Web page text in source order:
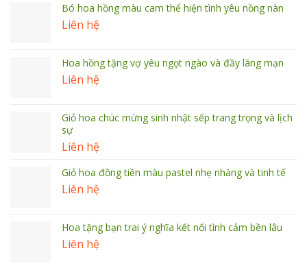
Bó hoa hồng màu cam thể hiện tình yêu nồng nàn
Liên hệ
Hoa hồng tặng vợ yêu ngọt ngào và đầy lãng mạn
Liên hệ
Giỏ hoa chúc mừng sinh nhật sếp trang trọng và lịch
sự
Liên hệ
Giỏ hoa đồng tiền màu pastel nhẹ nhàng và tinh tế
Liên hệ
Hoa tặng bạn trai ý nghĩa kết nối tình cảm bền lâu
Liên hệ